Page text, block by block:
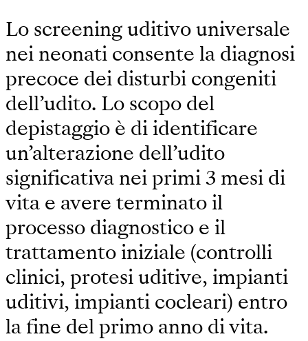
Lo screening uditivo universale
nei neonati consente la diagnosi
precoce dei disturbi congeniti
dell’udito. Lo scopo del
depistaggio è di identificare
un’alterazione dell’udito
significativa nei primi 3 mesi di
vita e avere terminato il
processo diagnostico e il
trattamento iniziale (controlli
clinici, protesi uditive, impianti
uditivi, impianti cocleari) entro
la fine del primo anno di vita.